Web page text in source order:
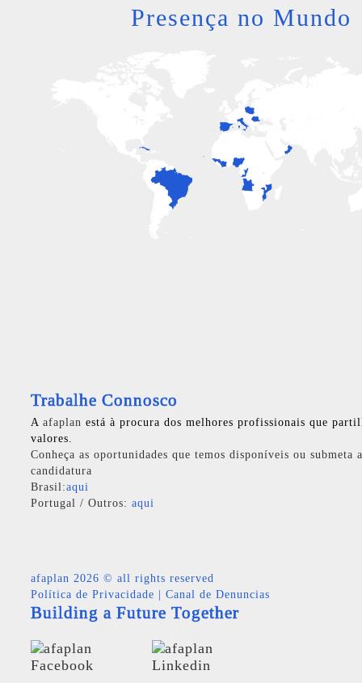
Presença no Mundo
Trabalhe Connosco
A afaplan está à procura dos melhores profissionais que
valores.
Conheça as oportunidades que temos disponíveis ou submeta
candidatura
Brasil:aqui
Portugal / Outros: aqui
afaplan 2026 © all rights reserved
Política de Privacidade
Canal de Denuncias
Building a Future Together